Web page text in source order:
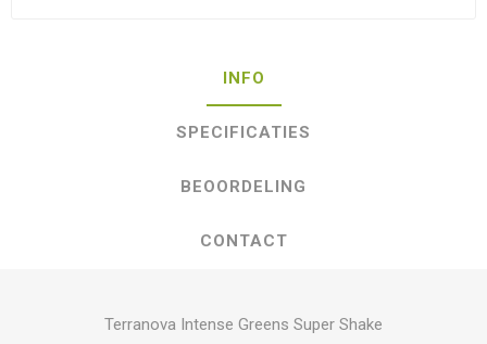
INFO
SPECIFICATIES
BEOORDELING
CONTACT
Terranova Intense Greens Super Shake